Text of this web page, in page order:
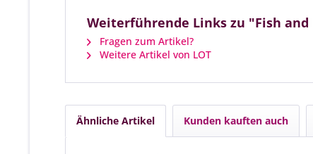
Weiterführende Links zu "Fish and
Fragen zum Artikel?
Weitere Artikel von LOT
Ähnliche Artikel Kunden kauften auch